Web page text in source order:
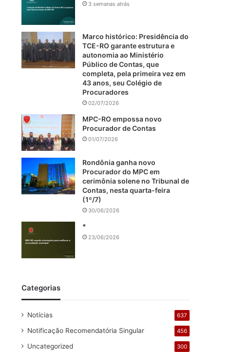
3 semanas atrás
Marco histórico: Presidência do
TCE-RO garante estrutura e
autonomia ao Ministério
Público de Contas, que
completa, pela primeira vez em
43 anos, seu Colégio de
Procuradores
02/07/2026
MPC-RO empossa novo
Procurador de Contas
01/07/2026
Rondônia ganha novo
Procurador do MPC em
cerimônia solene no Tribunal de
Contas, nesta quarta-feira
(1º/7)
30/06/2026
*
23/06/2026
Categorias
Notícias 637
Notificação Recomendatória Singular 456
Uncategorized 300